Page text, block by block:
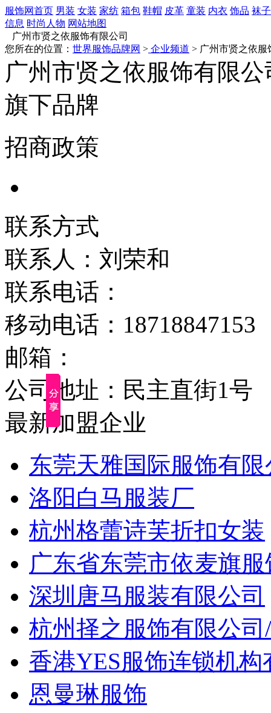
服饰网首页 男装 女装 家纺 箱包 鞋帽 皮革 童装 内衣 饰品 袜子
信息 时尚人物 网站地图
广州市贤之依服饰有限公司
您所在的位置： 世界服饰品牌网 > 企业频道 > 广州市贤之依服
广州市贤之依服饰有限公
旗下品牌
招商政策
联系方式
联系人：刘荣和
联系电话：
移动电话：18718847153
邮箱：
公司地址：民主直街1号
最新加盟企业
东莞天雅国际服饰有限
洛阳白马服装厂
杭州格蕾诗芙折扣女装
广东省东莞市依麦旗
深圳唐马服装有限公司
杭州择之服饰有限公
香港YES服饰连锁机
恩曼琳服饰